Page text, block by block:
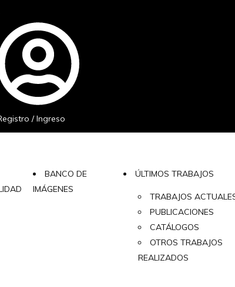
/ Ingreso
BANCO DE
IMÁGENES
ÚLTIMOS TRABAJOS
TRABAJOS
PUBLICACIONES
CATÁLOGOS
OTROS TRABAJOS
REALIZADOS